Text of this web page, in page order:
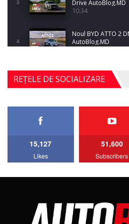
3
Drive AutoBlog.MD
10:34
4
Noul BYD ATTO 2
AutoBlog.MD
17:35
5
Noul Mercedes-
4MATIC V223) /
27:33
AutoBlog.MD
15:08
REȚELE DE SOCIALIZARE
15,127
Likes
51,600
Subscribers